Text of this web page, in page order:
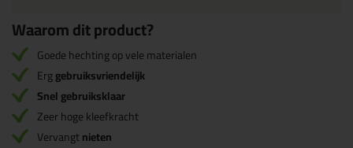
Waarom dit product?
Goede hechting op vele materialen
Erggebruiksvriendelijk
Snel gebruiksklaar
Zeer hoge kleefkracht
Vervangtnieten